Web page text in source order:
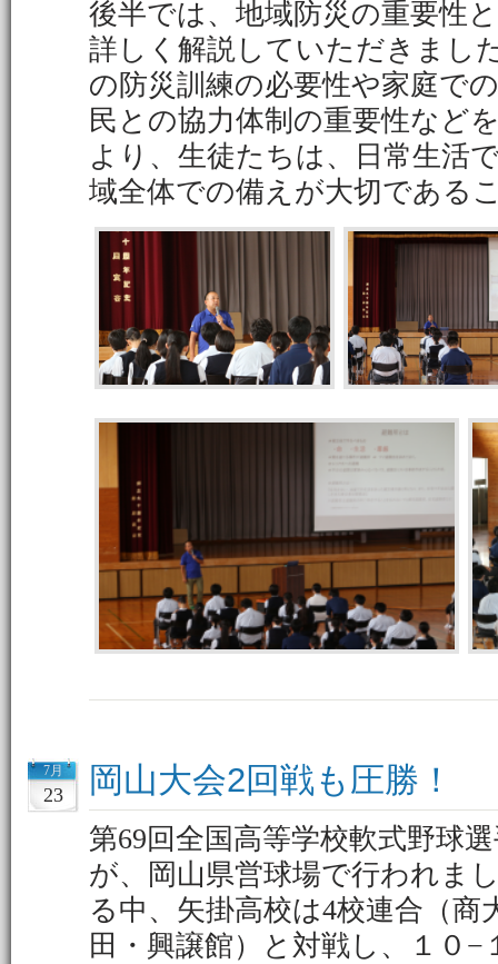
後半では、地域防災の重要性
詳しく解説していただきまし
の防災訓練の必要性や家庭で
民との協力体制の重要性など
より、生徒たちは、日常生活
域全体での備えが大切である
7月
23 岡山大会2回戦も圧勝！
第69回全国高等学校軟式野球
が、岡山県営球場で行われま
る中、矢掛高校は4校連合（商
田・興譲館）と対戦し、１０